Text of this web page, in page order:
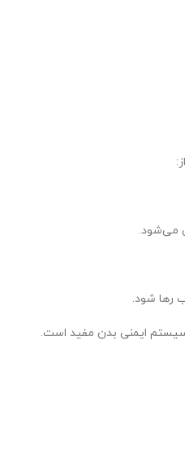
می‌شود.
رها شود.
ایمنی بدن مفید است.